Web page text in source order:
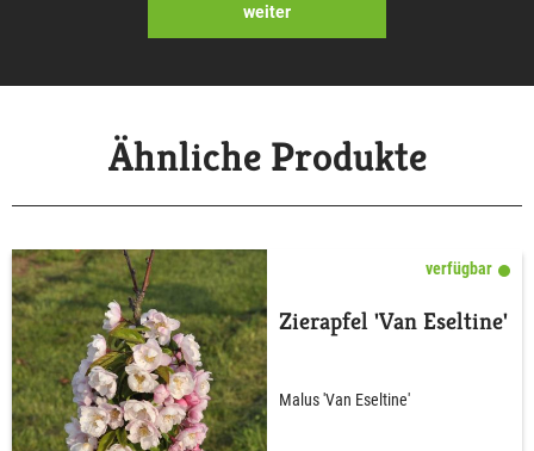
weiter
Ähnliche Produkte
verfügbar
Zierapfel 'Van Eseltine'
Malus 'Van Eseltine'